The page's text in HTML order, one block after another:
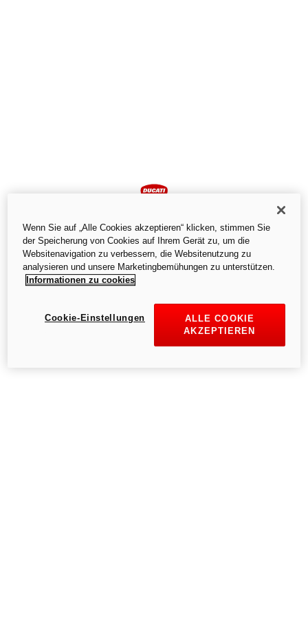
Ein unerwarteter Fehler ist aufgetreten
Erneut versuchen
Wenn Sie auf „Alle Cookies akzeptieren“ klicken, stimmen Sie
der Speicherung von Cookies auf Ihrem Gerät zu, um die
Websitenavigation zu verbessern, die Websitenutzung zu
analysieren und unsere Marketingbemühungen zu unterstützen.
Informationen zu cookies
ALLE COOKIE
AKZEPTIEREN
Cookie-Einstellungen